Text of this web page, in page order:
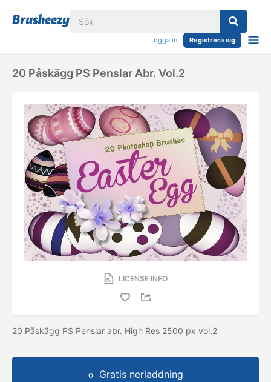
Logga in Registrera sig
20 Påskägg PS Penslar Abr. Vol.2
LICENSE INFO
20 Påskägg PS Penslar abr. High Res 2500 px vol.2
Gratis nerladdning